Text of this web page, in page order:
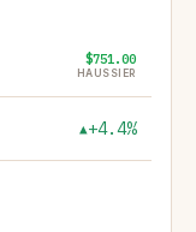
$751.00
HAUSSIER
▲+4.4%